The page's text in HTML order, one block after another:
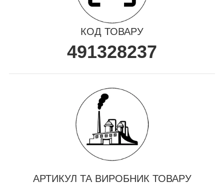
КОД ТОВАРУ
491328237
АРТИКУЛ ТА ВИРОБНИК ТОВАРУ